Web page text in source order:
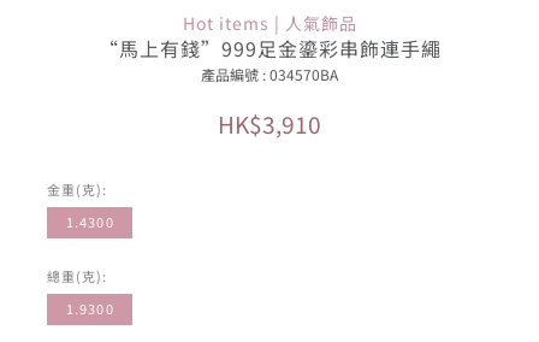
Hot items | 人氣飾品
“馬上有錢”999足金鎏彩串飾連手繩
產品編號 : 034570BA
HK$3,910
金重(克):
1.4300
總重(克):
1.9300